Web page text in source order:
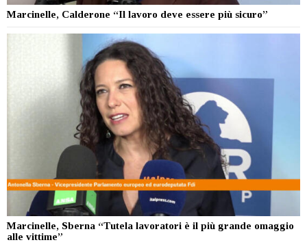
Marcinelle, Calderone “Il lavoro deve essere più sicuro”
Marcinelle, Sberna “Tutela lavoratori è il più grande omaggio
alle vittime”